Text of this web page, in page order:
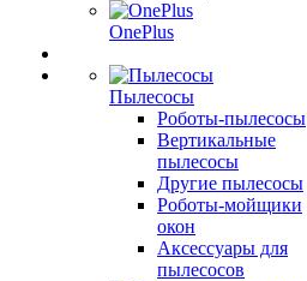
OnePlus
Пылесосы
Роботы-пылесосы
Вертикальные
пылесосы
Другие пылесосы
Роботы-мойщики
окон
Аксессуары для
пылесосов